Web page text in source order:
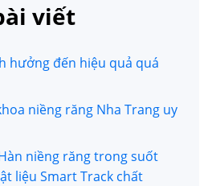
viết
hưởng đến hiệu quả quá
niềng răng Nha Trang uy
niềng răng trong suốt
liệu Smart Track chất